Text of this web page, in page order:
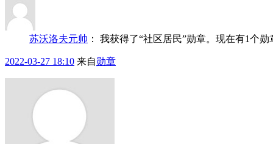
苏沃洛夫元帅 ： 我获得了“社区居民”勋章。现在有1个
2022-03-27 18:10 来自勋章